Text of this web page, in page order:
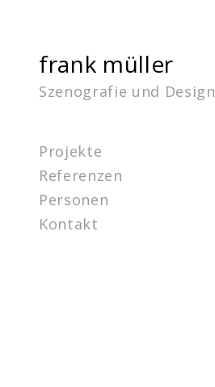
frank müller
Szenografie und Design
Projekte
Referenzen
Personen
Kontakt